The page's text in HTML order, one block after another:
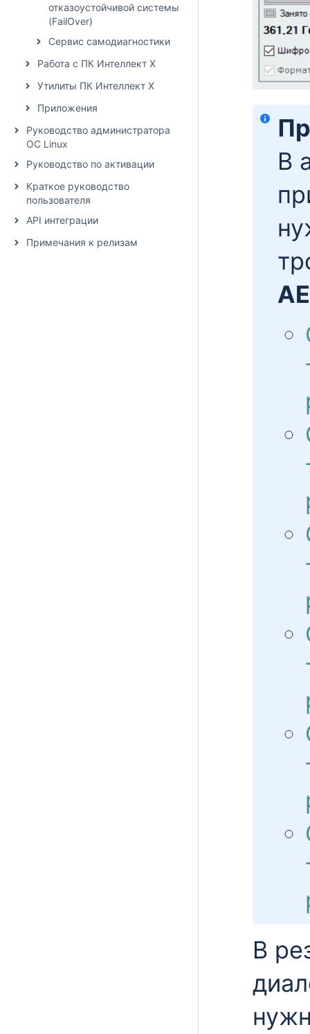
отказоустойчивой системы
(FailOver)
Сервис самодиагностики
Работа с ПК Интеллект X
Утилиты ПК Интеллект X
Приложения
Руководство администратора
ОС Linux
Руководство по активации
Краткое руководство
пользователя
API интеграции
Примечания к релизам
В
В